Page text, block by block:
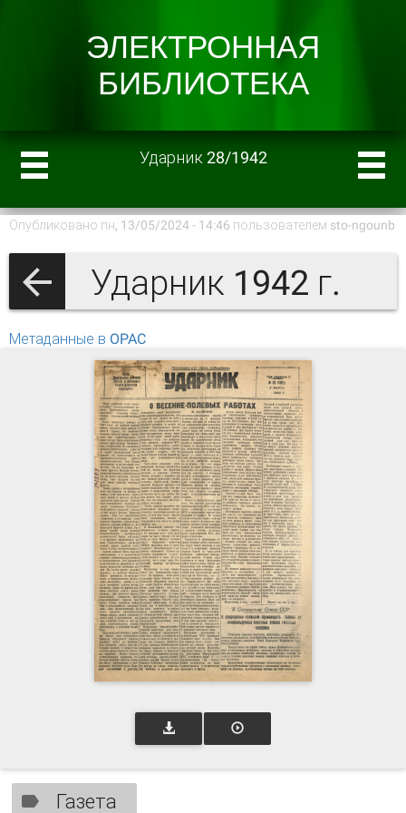
Ударник 28/1942
Опубликовано пн, 13/05/2024 - 14:46 пользователем sto-ngounb
Ударник 1942 г.
Метаданные в OPAC
Газета